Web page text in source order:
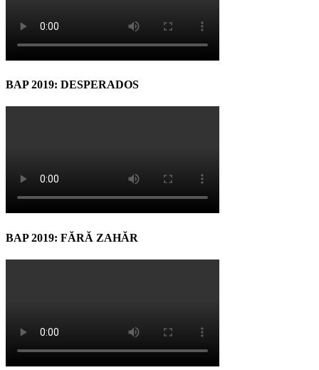
BAP 2019: DESPERADOS
BAP 2019: FĂRĂ ZAHĂR